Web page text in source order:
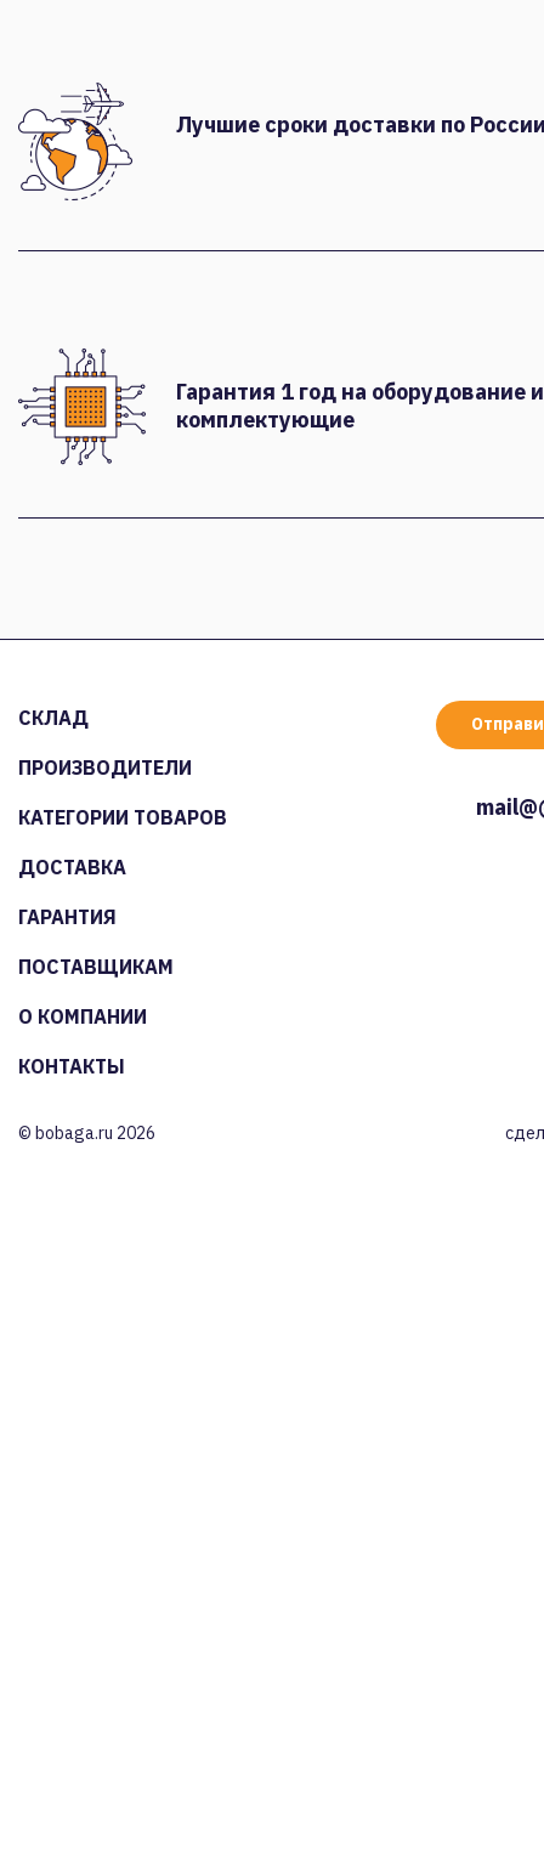
Лучшие сроки доставки по
Гарантия 1 год на оборудование и
комплектующие
СКЛАД
ПРОИЗВОДИТЕЛИ
КАТЕГОРИИ ТОВАРОВ
ДОСТАВКА
ГАРАНТИЯ
ПОСТАВЩИКАМ
О КОМПАНИИ
КОНТАКТЫ
© bobaga.ru 2026